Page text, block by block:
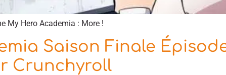
My Hero Academia : More !
Saison Finale
Crunchyroll